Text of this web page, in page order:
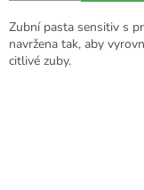
Zubní pasta sensitiv s
navržena tak, aby
citlivé zuby.